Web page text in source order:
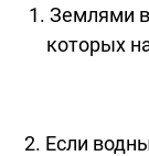
1. Землями
которых
2. Если